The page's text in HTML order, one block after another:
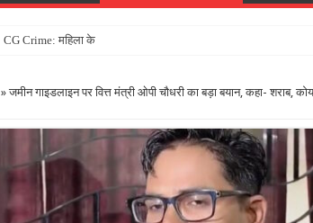
CG Crime: महिला के जेवर लेकर भागे आरोपी, रास्ता पूछकर बातों
» जमीन गाइडलाइन पर वित्त मंत्री ओपी चौधरी का बड़ा बयान, कहा- शराब,